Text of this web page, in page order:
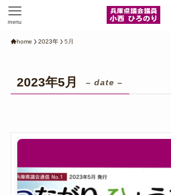
menu
home 2023年 5月
2023年5月 – date –